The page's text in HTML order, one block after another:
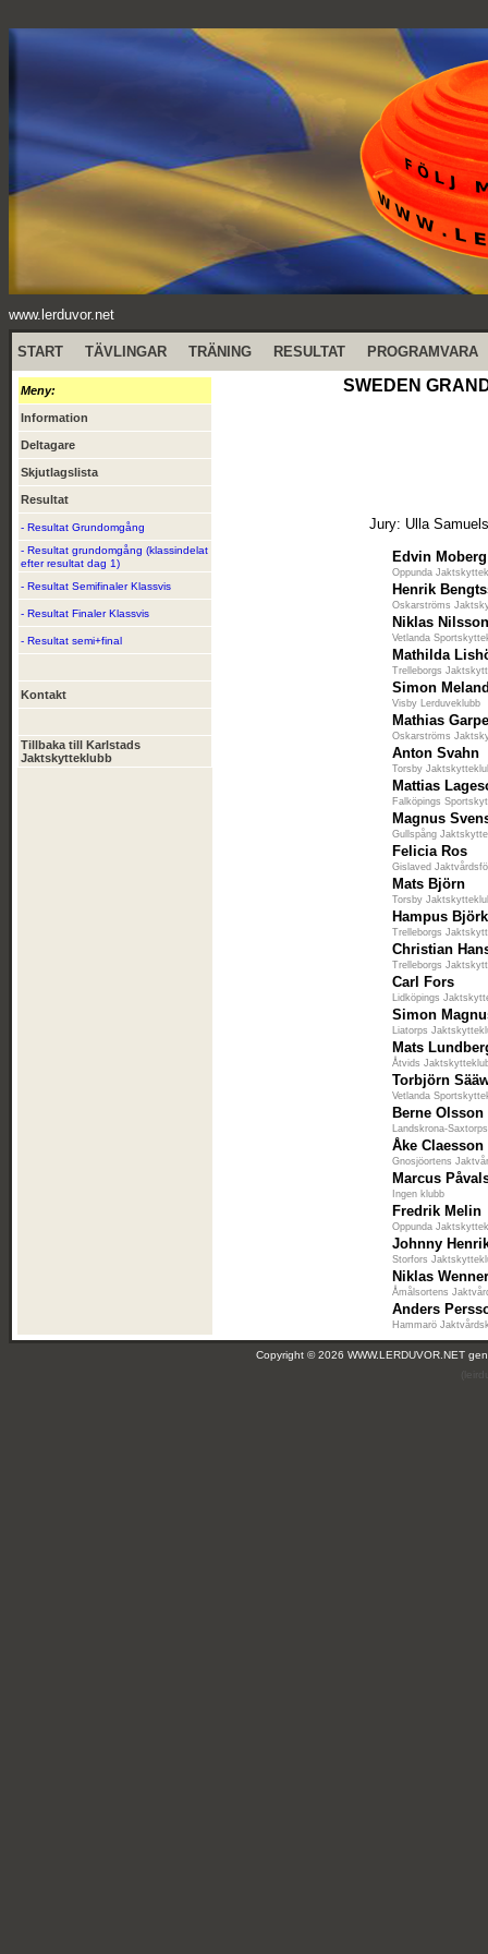
www.lerduvor.net
START TÄVLINGAR TRÄNING RESULTAT PROGRAMVARA
Meny:
Information
Deltagare
Skjutlagslista
Resultat
- Resultat Grundomgång
- Resultat grundomgång (klassindelat
efter resultat dag 1)
- Resultat Semifinaler Klassvis
- Resultat Finaler Klassvis
- Resultat semi+final
Kontakt
Tillbaka till Karlstads
Jaktskytteklubb
SWEDEN
Jury: Ulla
Edvin Moberg
Oppunda
Henrik
Oskarströms
Niklas
Vetlanda
Mathilda
Trelleborgs
Simon
Visby Lerduveklubb
Mathias
Oskarströms
Anton Svahn
Torsby
Mattias
Falköpings
Magnus
Gullspång
Felicia Ros
Gislaved
Mats Björn
Torsby
Hampus
Trelleborgs
Christian
Trelleborgs
Carl Fors
Lidköpings
Simon
Liatorps
Mats
Åtvids
Torbjörn
Vetlanda
Berne Olsson
Landskrona-
Åke Claesson
Gnosjöortens
Marcus
Ingen klubb
Fredrik Melin
Oppunda
Johnny
Storfors
Niklas
Åmålsortens
Anders
Hammarö
Copyright © 2026 WWW.LERDUVOR.NET